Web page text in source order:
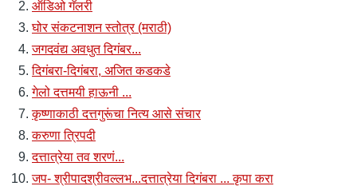
ऑडिओ गॅलरी
घोर संकटनाशन स्तोत्र (मराठी)
जगदवंद्य अवधुत दिगंबर...
दिगंबरा-दिगंबरा, अजित कडकडे
गेलो दत्तमयी हाऊनी ...
कृष्णाकाठी दत्तगुरूंचा नित्य आसे संचार
करुणा त्रिपदी
दत्तात्रेया तव शरणं...
जप- श्रीपादश्रीवल्लभ...दत्तात्रेया दिगंबरा ... कृपा करा